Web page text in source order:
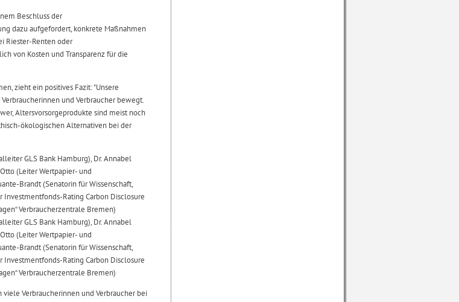
Beschluss der
dazu aufgefordert, konkrete Maßnahmen
Riester-Renten oder
von Kosten und Transparenz für die
zieht ein positives Fazit: "Unsere
und Verbraucher bewegt.
Altersvorsorgeprodukte sind meist noch
ökologischen Alternativen bei der
GLS Bank Hamburg), Dr. Annabel
(Leiter Wertpapier- und
Brandt (Senatorin für Wissenschaft,
Rating Carbon Disclosure
Verbraucherzentrale Bremen)
GLS Bank Hamburg), Dr. Annabel
(Leiter Wertpapier- und
Brandt (Senatorin für Wissenschaft,
Rating Carbon Disclosure
Verbraucherzentrale Bremen)
Verbraucherinnen und Verbraucher bei